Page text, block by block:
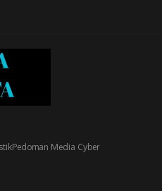
Pedoman Media Cyber